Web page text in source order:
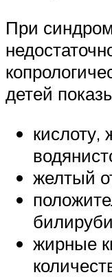
При
детей
кислоту,
желтый
жирные